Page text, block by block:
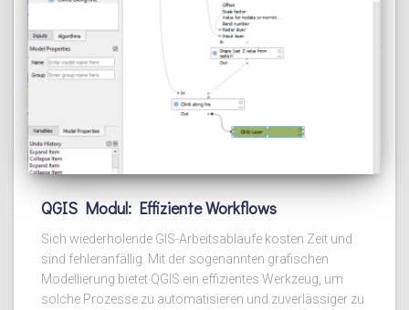
QGIS Modul: Effiziente Workflows
Sich wiederholende GIS-Arbeitsabläufe kosten Zeit und
sind fehleranfällig. Mit der sogenannten grafischen
Modellierung bietet QGIS ein effizientes Werkzeug, um
solche Prozesse zu automatisieren und zuverlässiger zu